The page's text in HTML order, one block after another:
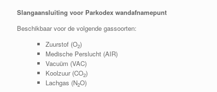
Slangaansluiting voor Parkodex wandafnamepunt
Beschikbaar voor de volgende gassoorten:
Zuurstof (O2)
Medische Perslucht (AIR)
Vacuüm (VAC)
Koolzuur (CO2)
Lachgas (N2O)